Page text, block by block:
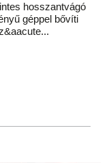
hosszantvágó
géppel bővíti